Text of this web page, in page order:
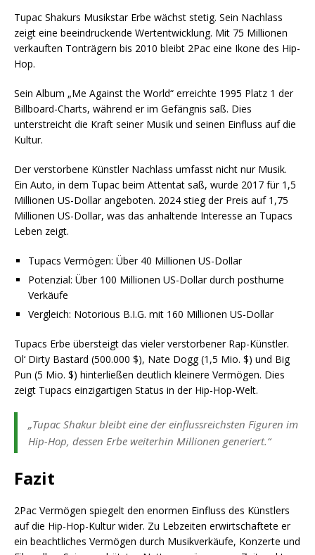
Tupac Shakurs Musikstar Erbe wächst stetig. Sein Nachlass
zeigt eine beeindruckende Wertentwicklung. Mit 75 Millionen
verkauften Tonträgern bis 2010 bleibt 2Pac eine Ikone des Hip-
Hop.
Sein Album „Me Against the World“ erreichte 1995 Platz 1 der
Billboard-Charts, während er im Gefängnis saß. Dies
unterstreicht die Kraft seiner Musik und seinen Einfluss auf die
Kultur.
Der verstorbene Künstler Nachlass umfasst nicht nur Musik.
Ein Auto, in dem Tupac beim Attentat saß, wurde 2017 für 1,5
Millionen US-Dollar angeboten. 2024 stieg der Preis auf 1,75
Millionen US-Dollar, was das anhaltende Interesse an Tupacs
Leben zeigt.
Tupacs Vermögen: Über 40 Millionen US-Dollar
Potenzial: Über 100 Millionen US-Dollar durch posthume
Verkäufe
Vergleich: Notorious B.I.G. mit 160 Millionen US-Dollar
Tupacs Erbe übersteigt das vieler verstorbener Rap-Künstler.
Ol‘ Dirty Bastard (500.000 $), Nate Dogg (1,5 Mio. $) und Big
Pun (5 Mio. $) hinterließen deutlich kleinere Vermögen. Dies
zeigt Tupacs einzigartigen Status in der Hip-Hop-Welt.
„Tupac Shakur bleibt eine der einflussreichsten Figuren im
Hip-Hop, dessen Erbe weiterhin Millionen generiert.“
Fazit
2Pac Vermögen spiegelt den enormen Einfluss des Künstlers
auf die Hip-Hop-Kultur wider. Zu Lebzeiten erwirtschaftete er
ein beachtliches Vermögen durch Musikverkäufe, Konzerte und